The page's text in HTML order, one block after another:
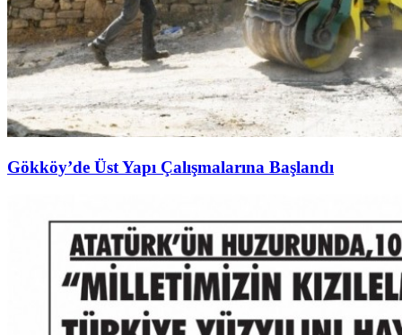
Gökköy’de Üst Yapı Çalışmalarına Başlandı